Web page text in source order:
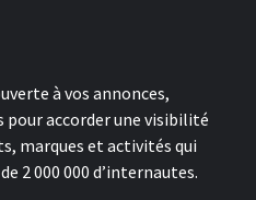
à vos annonces,
accorder une visibilité
marques et activités qui
2 000 000 d’internautes.